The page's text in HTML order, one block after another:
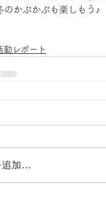
のかぷかぷも楽しもう♪
動レポート
追加…